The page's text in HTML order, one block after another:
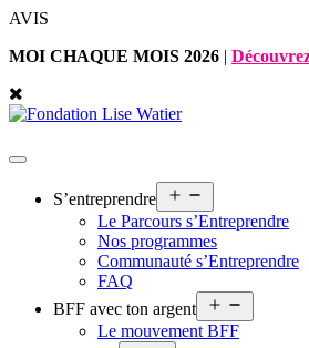
Aller
contenu
AVIS
MOI CHAQUE MOIS 2026 |
S’entreprendre
le
menu
Le Parcours s’Entreprendre
Nos programmes
Communauté s’Entreprendre
FAQ
BFF avec ton argent
le
Le mouvement BFF